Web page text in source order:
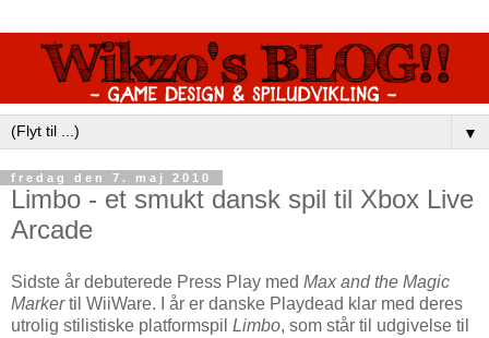
▼
fredag den 7. maj 2010
Limbo - et smukt dansk spil til Xbox Live
Arcade
Sidste år debuterede Press Play med Max and the Magic
Markertil WiiWare. I år er danske Playdead klar med deres
utrolig stilistiske platformspil Limbo, som står til udgivelse til